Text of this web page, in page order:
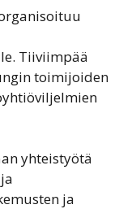
Tiiviimpää
toimijoiden
yhteistyötä
ja